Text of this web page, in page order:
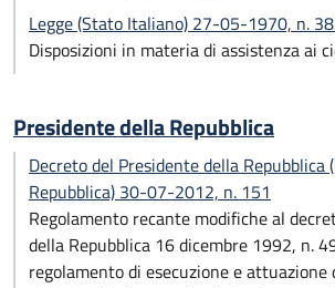
Legge (Stato Italiano) 27-05-1970, n.
Disposizioni in materia di assistenza ai
Presidente della Repubblica
Decreto del Presidente della Repubblica
Repubblica) 30-07-2012, n. 151
Regolamento recante modifiche al
della Repubblica 16 dicembre 1992, n.
regolamento di esecuzione e attuazione